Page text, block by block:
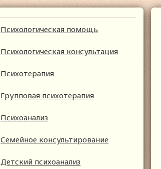
Психологическая помощь
Психологическая консультация
Психотерапия
Групповая психотерапия
Психоанализ
Семейное консультирование
Детский психоанализ